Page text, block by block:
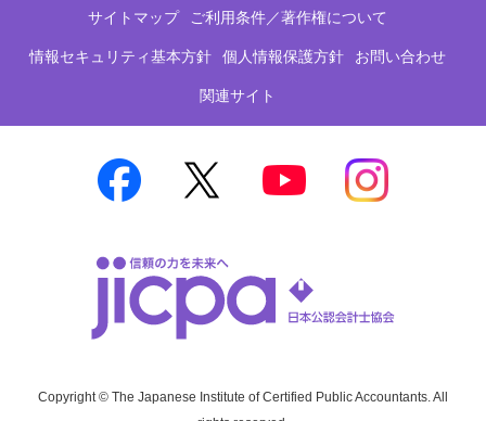
サイトマップ ご利用条件／著作権について
情報セキュリティ基本方針 個人情報保護方針 お問い合わせ
関連サイト
Copyright © The Japanese Institute of Certified Public Accountants. All